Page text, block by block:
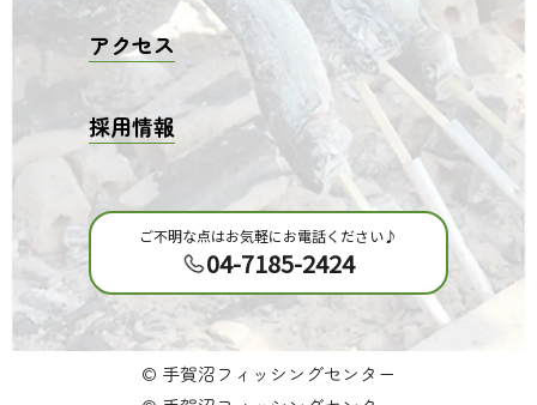
アクセス
採用情報
ご不明な点はお気軽にお電話ください♪
04-7185-2424
© 手賀沼フィッシングセンター